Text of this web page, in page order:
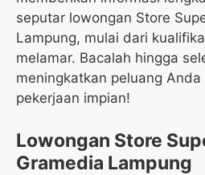
seputar lowongan Store
Lampung, mulai dari
melamar. Bacalah hingga
meningkatkan peluang
pekerjaan impian!
Lowongan Store
Gramedia Lampung